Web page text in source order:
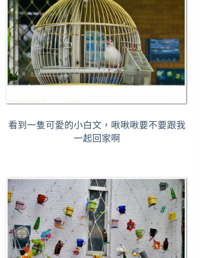
看到一隻可愛的小白文，啾啾啾要不要跟我
一起回家啊